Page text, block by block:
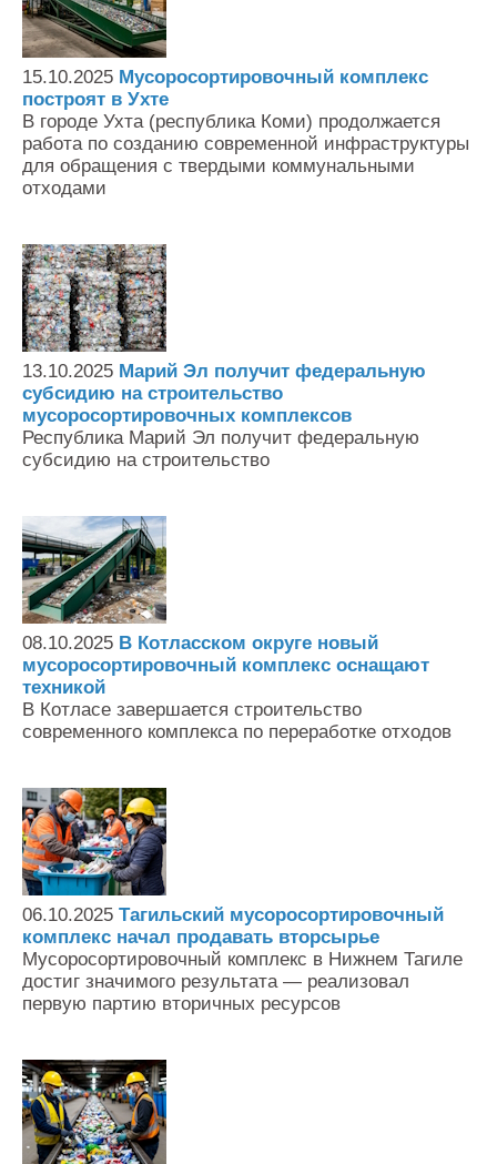
15.10.2025 Мусоросортировочный комплекс
построят в Ухте
В городе Ухта (республика Коми) продолжается
работа по созданию современной инфраструктуры
для обращения с твердыми коммунальными
отходами
13.10.2025 Марий Эл получит федеральную
субсидию на строительство
мусоросортировочных комплексов
Республика Марий Эл получит федеральную
субсидию на строительство
08.10.2025 В Котласском округе новый
мусоросортировочный комплекс оснащают
техникой
В Котласе завершается строительство
современного комплекса по переработке отходов
06.10.2025 Тагильский мусоросортировочный
комплекс начал продавать вторсырье
Мусоросортировочный комплекс в Нижнем Тагиле
достиг значимого результата — реализовал
первую партию вторичных ресурсов